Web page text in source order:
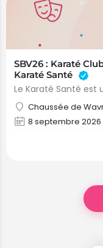
SBV26 : Karaté
Karaté Santé
Chaussée de
8 septembre 2026